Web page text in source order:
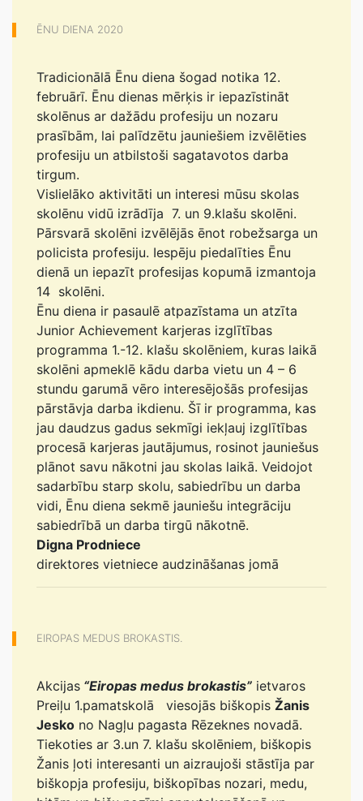
ĒNU DIENA 2020
Tradicionālā Ēnu diena šogad notika 12.
februārī. Ēnu dienas mērķis ir iepazīstināt
skolēnus ar dažādu profesiju un nozaru
prasībām, lai palīdzētu jauniešiem izvēlēties
profesiju un atbilstoši sagatavotos darba
tirgum.
Vislielāko aktivitāti un interesi mūsu skolas
skolēnu vidū izrādīja 7. un 9.klašu skolēni.
Pārsvarā skolēni izvēlējās ēnot robežsarga un
policista profesiju. Iespēju piedalīties Ēnu
dienā un iepazīt profesijas kopumā izmantoja
14 skolēni.
Ēnu diena ir pasaulē atpazīstama un atzīta
Junior Achievement karjeras izglītības
programma 1.-12. klašu skolēniem, kuras laikā
skolēni apmeklē kādu darba vietu un 4 – 6
stundu garumā vēro interesējošās profesijas
pārstāvja darba ikdienu. Šī ir programma, kas
jau daudzus gadus sekmīgi iekļauj izglītības
procesā karjeras jautājumus, rosinot jauniešus
plānot savu nākotni jau skolas laikā. Veidojot
sadarbību starp skolu, sabiedrību un darba
vidi, Ēnu diena sekmē jauniešu integrāciju
sabiedrībā un darba tirgū nākotnē.
Digna Prodniece
direktores vietniece audzināšanas jomā
EIROPAS MEDUS BROKASTIS.
Akcijas “Eiropas medus brokastis” ietvaros
Preiļu 1.pamatskolā viesojās biškopis Žanis
Jesko no Nagļu pagasta Rēzeknes novadā.
Tiekoties ar 3.un 7. klašu skolēniem, biškopis
Žanis ļoti interesanti un aizraujoši stāstīja par
biškopja profesiju, biškopības nozari, medu,